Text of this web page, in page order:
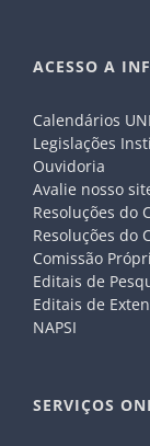
ACESSO A
Calendários
Legislações
Ouvidoria
Avalie nosso
Resoluções do
Resoluções do
Comissão
Editais de
Editais de
NAPSI
SERVIÇOS